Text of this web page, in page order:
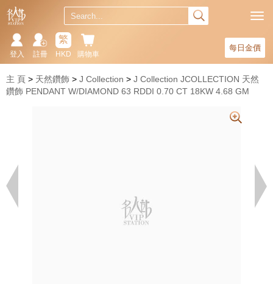
每日金價
購物車
繁
HKD
註冊
登入
主 頁 天然鑽飾 J Collection
J Collection JCOLLECTION 天然
鑽飾 PENDANT W/DIAMOND 63 RDDI 0.70 CT 18KW 4.68 GM